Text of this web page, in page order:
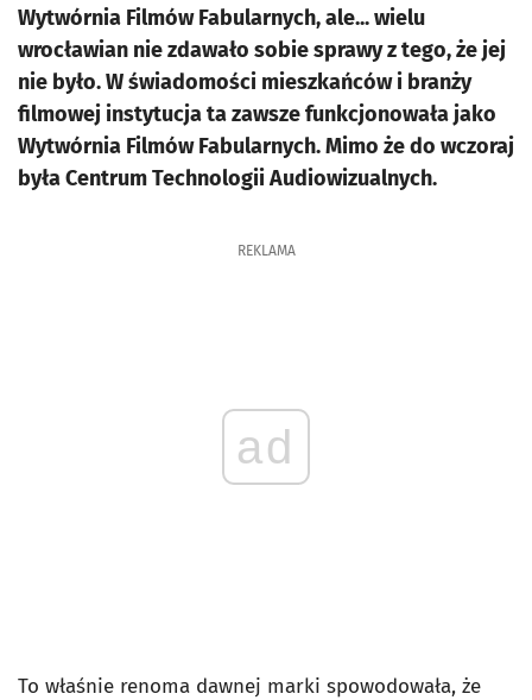
Wytwórnia Filmów Fabularnych, ale... wielu
wrocławian nie zdawało sobie sprawy z tego, że jej
nie było. W świadomości mieszkańców i branży
filmowej instytucja ta zawsze funkcjonowała jako
Wytwórnia Filmów Fabularnych. Mimo że do wczoraj
była Centrum Technologii Audiowizualnych.
REKLAMA
ad
To właśnie renoma dawnej marki spowodowała, że